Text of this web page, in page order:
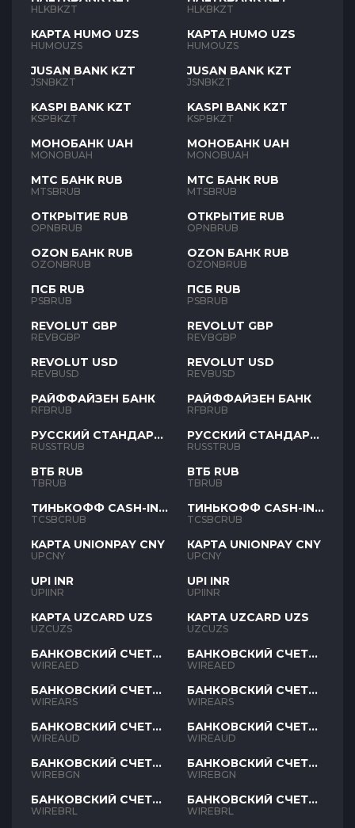
HLKBKZT
КАРТА HUMO UZS
HUMOUZS
JUSAN BANK KZT
JSNBKZT
KASPI BANK KZT
KSPBKZT
МОНОБАНК UAH
MONOBUAH
МТС БАНК RUB
MTSBRUB
ОТКРЫТИЕ RUB
OPNBRUB
OZON БАНК RUB
OZONBRUB
ПСБ RUB
PSBRUB
REVOLUT GBP
REVBGBP
REVOLUT USD
REVBUSD
РАЙФФАЙЗЕН БАНК
RFBRUB
РУССКИЙ СТАНДАРТ
RUB
RUSSTRUB
ВТБ RUB
TBRUB
ТИНЬКОФФ CASH-IN
RUB
TCSBCRUB
КАРТА UNIONPAY CNY
UPCNY
UPI INR
UPIINR
КАРТА UZCARD UZS
UZCUZS
БАНКОВСКИЙ СЧЕТ
AED
WIREAED
БАНКОВСКИЙ СЧЕТ
ARS
WIREARS
БАНКОВСКИЙ СЧЕТ
AUD
WIREAUD
БАНКОВСКИЙ СЧЕТ
BGN
WIREBGN
БАНКОВСКИЙ СЧЕТ
BRL
WIREBRL
HLKBKZT
КАРТА HUMO UZS
HUMOUZS
JUSAN BANK KZT
JSNBKZT
KASPI BANK KZT
KSPBKZT
МОНОБАНК UAH
MONOBUAH
МТС БАНК RUB
MTSBRUB
ОТКРЫТИЕ RUB
OPNBRUB
OZON БАНК RUB
OZONBRUB
ПСБ RUB
PSBRUB
REVOLUT GBP
REVBGBP
REVOLUT USD
REVBUSD
РАЙФФАЙЗЕН БАНК
RFBRUB
РУССКИЙ СТАНДАРТ
RUB
RUSSTRUB
ВТБ RUB
TBRUB
ТИНЬКОФФ CASH-IN
RUB
TCSBCRUB
КАРТА UNIONPAY CNY
UPCNY
UPI INR
UPIINR
КАРТА UZCARD UZS
UZCUZS
БАНКОВСКИЙ СЧЕТ
AED
WIREAED
БАНКОВСКИЙ СЧЕТ
ARS
WIREARS
БАНКОВСКИЙ СЧЕТ
AUD
WIREAUD
БАНКОВСКИЙ СЧЕТ
BGN
WIREBGN
БАНКОВСКИЙ СЧЕТ
BRL
WIREBRL